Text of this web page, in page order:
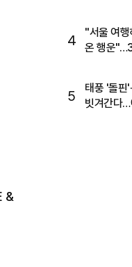
&
4
"서울 여행
온 행운
5
태풍 '돌핀
빗겨간다